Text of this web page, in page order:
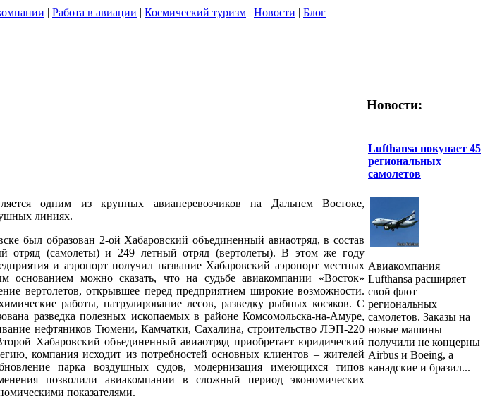
| Работа в авиации | Космический туризм | Новости | Блог
одним из крупных авиаперевозчиков на Дальнем Востоке,
линиях.
был образован 2-ой Хабаровский объединенный авиаотряд, в состав
отряд (самолеты) и 249 летный отряд (вертолеты). В этом же году
и аэропорт получил название Хабаровский аэропорт местных
можно сказать, что на судьбе авиакомпании «Восток»
вертолетов, открывшее перед предприятием широкие возможности.
работы, патрулирование лесов, разведку рыбных косяков. С
разведка полезных ископаемых в районе Комсомольска-на-Амуре,
нефтяников Тюмени, Камчатки, Сахалина, строительство ЛЭП-220
Хабаровский объединенный авиаотряд приобретает юридический
компания исходит из потребностей основных клиентов – жителей
парка воздушных судов, модернизация имеющихся типов
позволили авиакомпании в сложный период экономических
показателями.
Новости:
Lufthansa покупает 45
региональных
самолетов
Авиакомпания
Lufthansa расширяет
свой флот
региональных
самолетов. Заказы на
новые машины
получили не концерны
Airbus и Boeing, а
канадские и бразил...